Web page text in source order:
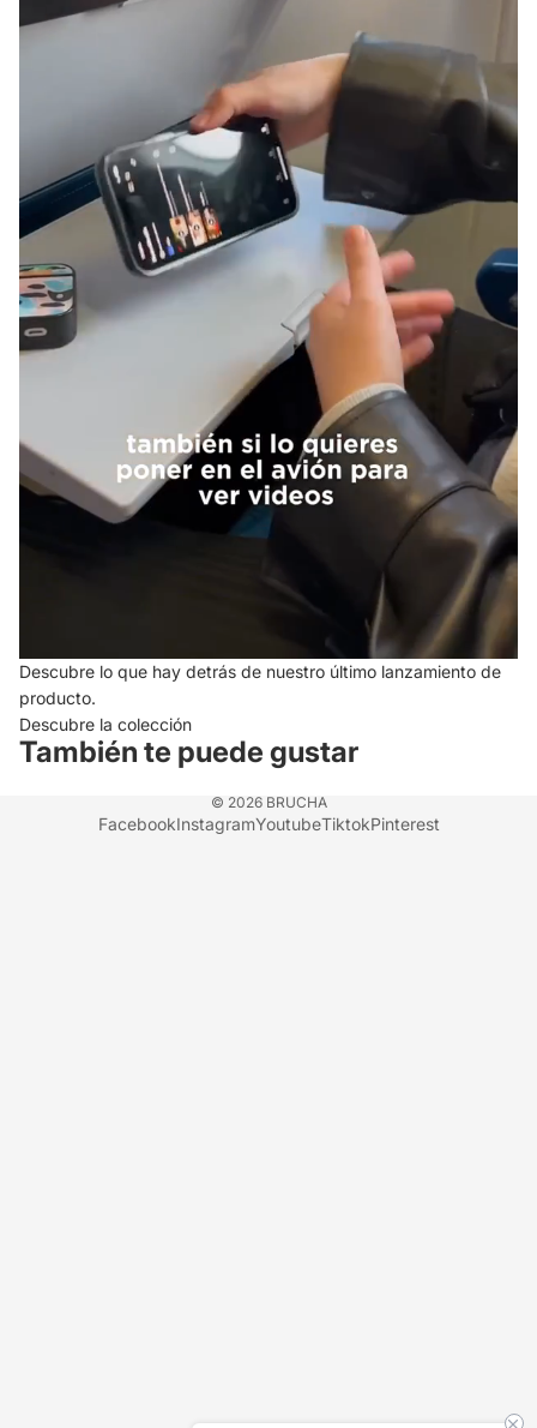
Descubre lo que hay detrás de nuestro último lanzamiento de
producto.
Descubre la colección
También te puede gustar
© 2026 BRUCHA
FacebookInstagramYoutubeTiktokPinterest